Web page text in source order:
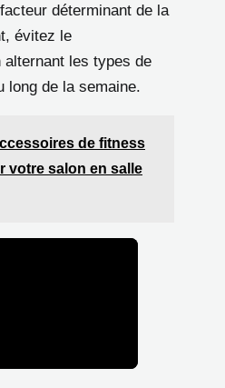
déterminant de la
évitez le
les types de
long de la semaine.
de fitness
votre salon en salle